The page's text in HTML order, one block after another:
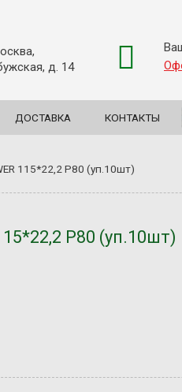
д. 14
ДОСТАВКА КОНТАКТЫ
115*22,2 P80 (уп.10шт)
P80 (уп.10шт)